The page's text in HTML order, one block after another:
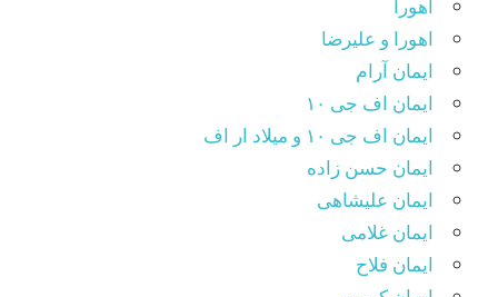
اهورا
اهورا و علیرضا
ایمان آرام
ایمان اف جی ۱۰
ایمان اف جی ۱۰ و میلاد ار اف
ایمان حسن زاده
ایمان علیشاهی
ایمان غلامی
ایمان فلاح